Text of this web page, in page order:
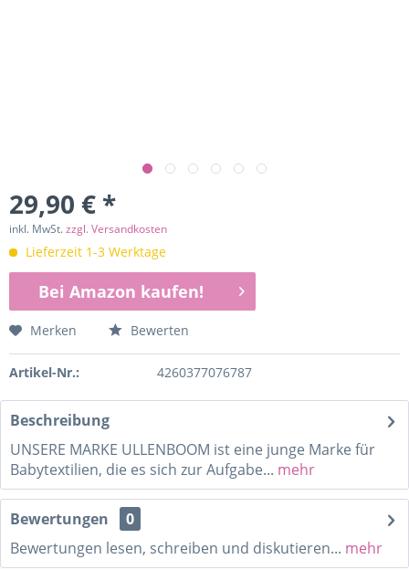
29,90 € *
inkl. MwSt.zzgl. Versandkosten
Lieferzeit 1-3 Werktage
Bei Amazon kaufen!
Merken Bewerten
Artikel-Nr.: 4260377076787
Beschreibung
UNSERE MARKE ULLENBOOM ist eine junge Marke für
Babytextilien, die es sich zur Aufgabe... mehr
Bewertungen
0
Bewertungen lesen, schreiben und diskutieren... mehr